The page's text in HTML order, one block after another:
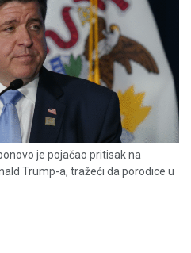
je pojačao pritisak na
Trump-a, tražeći da porodice u